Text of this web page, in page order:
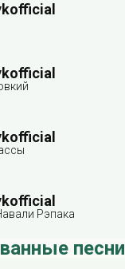
Рэпака
песни